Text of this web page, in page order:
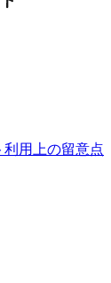
用上の留意点